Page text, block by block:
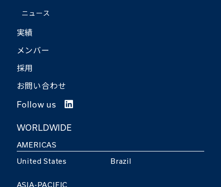
ニュース
実績
メンバー
採用
お問い合わせ
Follow us
WORLDWIDE
AMERICAS
United States Brazil
ASIA-PACIFIC